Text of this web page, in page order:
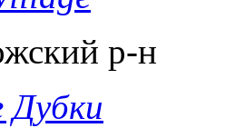
р-н